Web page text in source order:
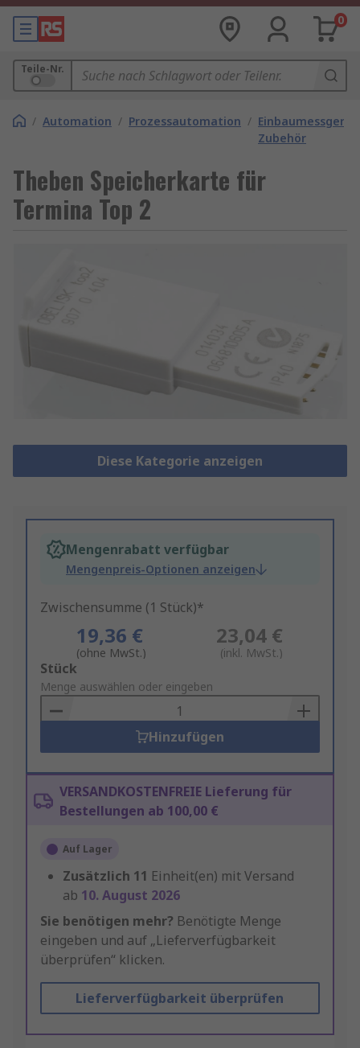
0
Teile-Nr.
/ Automation / Prozessautomation /
Zubehör
Theben Speicherkarte für
Termina Top 2
Diese Kategorie anzeigen
Mengenrabatt verfügbar
Mengenpreis-Optionen anzeigen
Zwischensumme (1 Stück)*
19,36 €
(ohne MwSt.)
23,04 €
(inkl. MwSt.)
Add
to
Basket
Stück
Menge auswählen oder eingeben
Hinzufügen
VERSANDKOSTENFREIE Lieferung für
Bestellungen ab 100,00 €
Auf Lager
Zusätzlich 11 Einheit(en) mit Versand
ab 10. August 2026
Sie benötigen mehr? Benötigte Menge
eingeben und auf „Lieferverfügbarkeit
überprüfen“ klicken.
Lieferverfügbarkeit überprüfen